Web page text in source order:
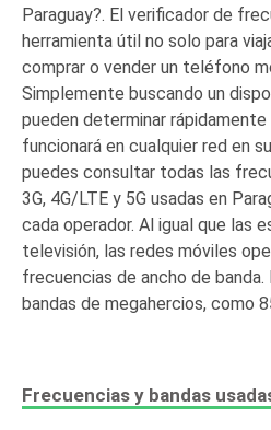
Paraguay?. El verificador de
herramienta útil no solo para
comprar o vender un teléfono
Simplemente buscando un
pueden determinar
funcionará en cualquier red en
puedes consultar todas las
3G, 4G/LTE y 5G usadas en
cada operador. Al igual que las
televisión, las redes móviles
frecuencias de ancho de
bandas de megahercios, como
Frecuencias y bandas
Descargas
Operadores